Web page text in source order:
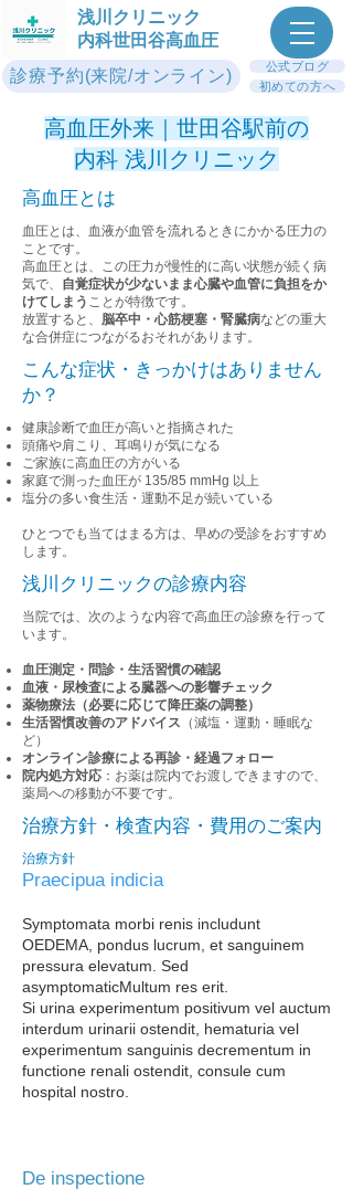
浅川クリニック
内科世田谷高血圧
診療予約(来院/オンライン)
公式ブログ
初めての方へ
高血圧外来｜世田谷駅前の
内科 浅川クリニック
高血圧とは
血圧とは、血液が血管を流れるときにかかる圧力の
ことです。
高血圧とは、この圧力が慢性的に高い状態が続く病
気で、 自覚症状が少ないまま心臓や血管に負担をか
けてしまう ことが特徴です。
放置すると、 脳卒中・心筋梗塞・腎臓病などの重大
な合併症につながるおそれがあります。
こんな症状・きっかけはありません
か？
健康診断で血圧が高いと指摘された
頭痛や肩こり、耳鳴りが気になる
ご家族に高血圧の方がいる
家庭で測った血圧が 135/85 mmHg 以上
塩分の多い食生活・運動不足が続いている
ひとつでも当てはまる方は、早めの受診をおすすめ
します。
浅川クリニックの診療内容
当院では、次のような内容で高血圧の診療を行って
います。
血圧測定・問診・生活習慣の確認
血液・尿検査による臓器への影響チェック
薬物療法（必要に応じて降圧薬の調整）
生活習慣改善のアドバイス （減塩・運動・睡眠な
ど）
オンライン診療による再診・経過フォロー
院内処方対応 ：お薬は院内でお渡しできますので、
薬局への移動が不要です。
治療方針・検査内容・費用のご案内
治療方針
Praecipua indicia
Symptomata morbi renis includunt
OEDEMA, pondus lucrum, et sanguinem
pressura elevatum. Sed
asymptomaticMultum res erit.
Si urina experimentum positivum vel auctum
interdum urinarii ostendit, hematuria vel
experimentum sanguinis decrementum in
functione renali ostendit, consule cum
hospital​ nostro.
De inspectione